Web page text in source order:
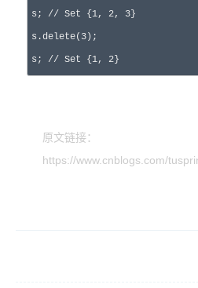
s; // Set {1, 2, 3}
s.delete(3);
s; // Set {1, 2}
原文链接：
https://www.cnblogs.com/